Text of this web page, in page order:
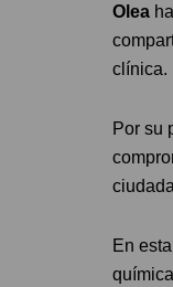
Olea
clínica.
Por su
En